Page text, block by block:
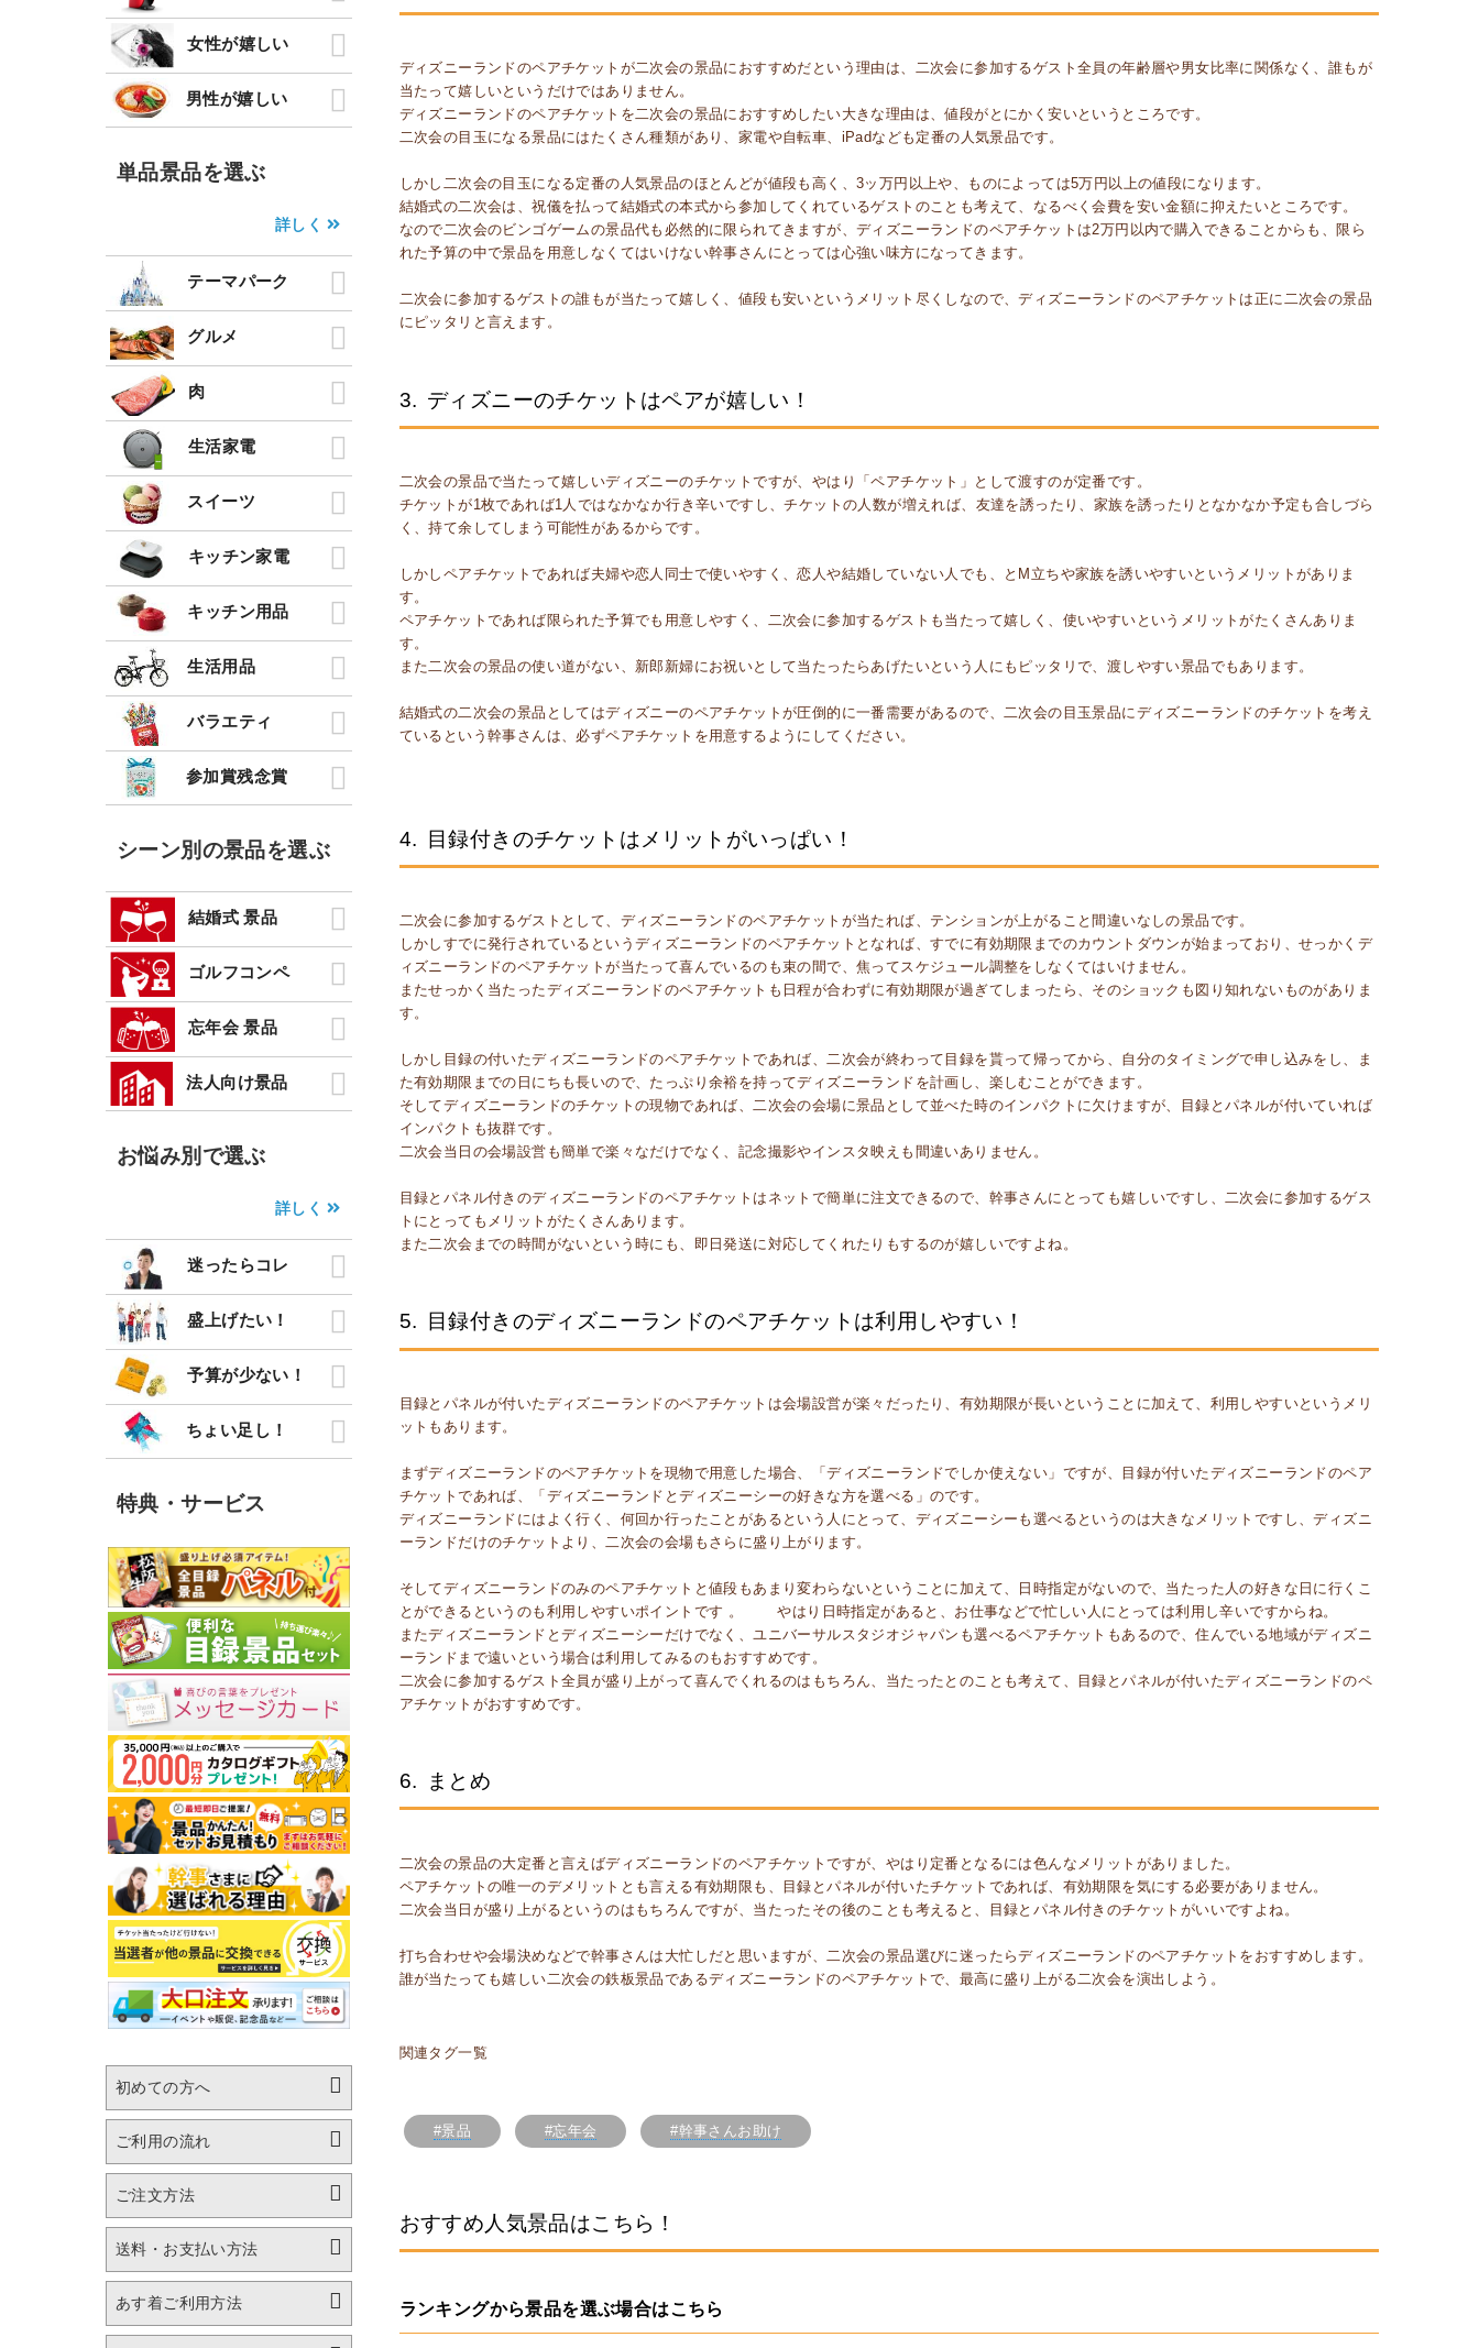
女性が嬉しい
男性が嬉しい
単品景品を選ぶ
詳しく
テーマパーク
グルメ
肉
生活家電
スイーツ
キッチン家電
キッチン用品
生活用品
バラエティ
参加賞残念賞
シーン別の景品を選ぶ
結婚式 景品
ゴルフコンペ
忘年会 景品
法人向け景品
お悩み別で選ぶ
詳しく
迷ったらコレ
盛上げたい！
予算が少ない！
ちょい足し！
特典・サービス
初めての方へ
ご利用の流れ
ご注文方法
送料・お支払い方法
あす着ご利用方法
ディズニーランドのペアチケットが二次会の景品におすすめだという理由は、二次会に参加するゲスト全員の年齢層や男女比率に関係なく、誰もが
当たって嬉しいというだけではありません。
ディズニーランドのペアチケットを二次会の景品におすすめしたい大きな理由は、値段がとにかく安いというところです。
二次会の目玉になる景品にはたくさん種類があり、家電や自転車、iPadなども定番の人気景品です。
しかし二次会の目玉になる定番の人気景品のほとんどが値段も高く、3ッ万円以上や、ものによっては5万円以上の値段になります。
結婚式の二次会は、祝儀を払って結婚式の本式から参加してくれているゲストのことも考えて、なるべく会費を安い金額に抑えたいところです。
なので二次会のビンゴゲームの景品代も必然的に限られてきますが、ディズニーランドのペアチケットは2万円以内で購入できることからも、限ら
れた予算の中で景品を用意しなくてはいけない幹事さんにとっては心強い味方になってきます。
二次会に参加するゲストの誰もが当たって嬉しく、値段も安いというメリット尽くしなので、ディズニーランドのペアチケットは正に二次会の景品
にピッタリと言えます。
3. ディズニーのチケットはペアが嬉しい！
二次会の景品で当たって嬉しいディズニーのチケットですが、やはり「ペアチケット」として渡すのが定番です。
チケットが1枚であれば1人ではなかなか行き辛いですし、チケットの人数が増えれば、友達を誘ったり、家族を誘ったりとなかなか予定も合しづら
く、持て余してしまう可能性があるからです。
しかしペアチケットであれば夫婦や恋人同士で使いやすく、恋人や結婚していない人でも、とM立ちや家族を誘いやすいというメリットがありま
す。
ペアチケットであれば限られた予算でも用意しやすく、二次会に参加するゲストも当たって嬉しく、使いやすいというメリットがたくさんありま
す。
また二次会の景品の使い道がない、新郎新婦にお祝いとして当たったらあげたいという人にもピッタリで、渡しやすい景品でもあります。
結婚式の二次会の景品としてはディズニーのペアチケットが圧倒的に一番需要があるので、二次会の目玉景品にディズニーランドのチケットを考え
ているという幹事さんは、必ずペアチケットを用意するようにしてください。
4. 目録付きのチケットはメリットがいっぱい！
二次会に参加するゲストとして、ディズニーランドのペアチケットが当たれば、テンションが上がること間違いなしの景品です。
しかしすでに発行されているというディズニーランドのペアチケットとなれば、すでに有効期限までのカウントダウンが始まっており、せっかくデ
ィズニーランドのペアチケットが当たって喜んでいるのも束の間で、焦ってスケジュール調整をしなくてはいけません。
またせっかく当たったディズニーランドのペアチケットも日程が合わずに有効期限が過ぎてしまったら、そのショックも図り知れないものがありま
す。
しかし目録の付いたディズニーランドのペアチケットであれば、二次会が終わって目録を貰って帰ってから、自分のタイミングで申し込みをし、ま
た有効期限までの日にちも長いので、たっぷり余裕を持ってディズニーランドを計画し、楽しむことができます。
そしてディズニーランドのチケットの現物であれば、二次会の会場に景品として並べた時のインパクトに欠けますが、目録とパネルが付いていれば
インパクトも抜群です。
二次会当日の会場設営も簡単で楽々なだけでなく、記念撮影やインスタ映えも間違いありません。
目録とパネル付きのディズニーランドのペアチケットはネットで簡単に注文できるので、幹事さんにとっても嬉しいですし、二次会に参加するゲス
トにとってもメリットがたくさんあります。
また二次会までの時間がないという時にも、即日発送に対応してくれたりもするのが嬉しいですよね。
5. 目録付きのディズニーランドのペアチケットは利用しやすい！
目録とパネルが付いたディズニーランドのペアチケットは会場設営が楽々だったり、有効期限が長いということに加えて、利用しやすいというメリ
ットもあります。
まずディズニーランドのペアチケットを現物で用意した場合、「ディズニーランドでしか使えない」ですが、目録が付いたディズニーランドのペア
チケットであれば、「ディズニーランドとディズニーシーの好きな方を選べる」のです。
ディズニーランドにはよく行く、何回か行ったことがあるという人にとって、ディズニーシーも選べるというのは大きなメリットですし、ディズニ
ーランドだけのチケットより、二次会の会場もさらに盛り上がります。
そしてディズニーランドのみのペアチケットと値段もあまり変わらないということに加えて、日時指定がないので、当たった人の好きな日に行くこ
とができるというのも利用しやすいポイントです 。 やはり日時指定があると、お仕事などで忙しい人にとっては利用し辛いですからね。
またディズニーランドとディズニーシーだけでなく、ユニバーサルスタジオジャパンも選べるペアチケットもあるので、住んでいる地域がディズニ
ーランドまで遠いという場合は利用してみるのもおすすめです。
二次会に参加するゲスト全員が盛り上がって喜んでくれるのはもちろん、当たったとのことも考えて、目録とパネルが付いたディズニーランドのペ
アチケットがおすすめです。
6. まとめ
二次会の景品の大定番と言えばディズニーランドのペアチケットですが、やはり定番となるには色んなメリットがありました。
ペアチケットの唯一のデメリットとも言える有効期限も、目録とパネルが付いたチケットであれば、有効期限を気にする必要がありません。
二次会当日が盛り上がるというのはもちろんですが、当たったその後のことも考えると、目録とパネル付きのチケットがいいですよね。
打ち合わせや会場決めなどで幹事さんは大忙しだと思いますが、二次会の景品選びに迷ったらディズニーランドのペアチケットをおすすめします。
誰が当たっても嬉しい二次会の鉄板景品であるディズニーランドのペアチケットで、最高に盛り上がる二次会を演出しよう。
関連タグ一覧
#景品 #忘年会 #幹事さんお助け
おすすめ人気景品はこちら！
ランキングから景品を選ぶ場合はこちら